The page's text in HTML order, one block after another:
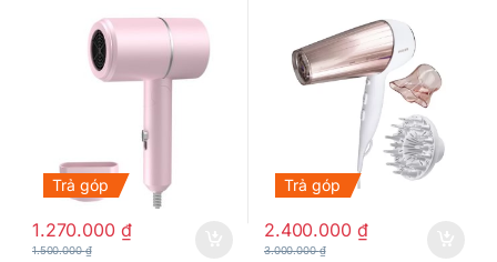
Trả góp
1.270.000 ₫
1.500.000₫
Trả góp
2.400.000 ₫
3.000.000₫